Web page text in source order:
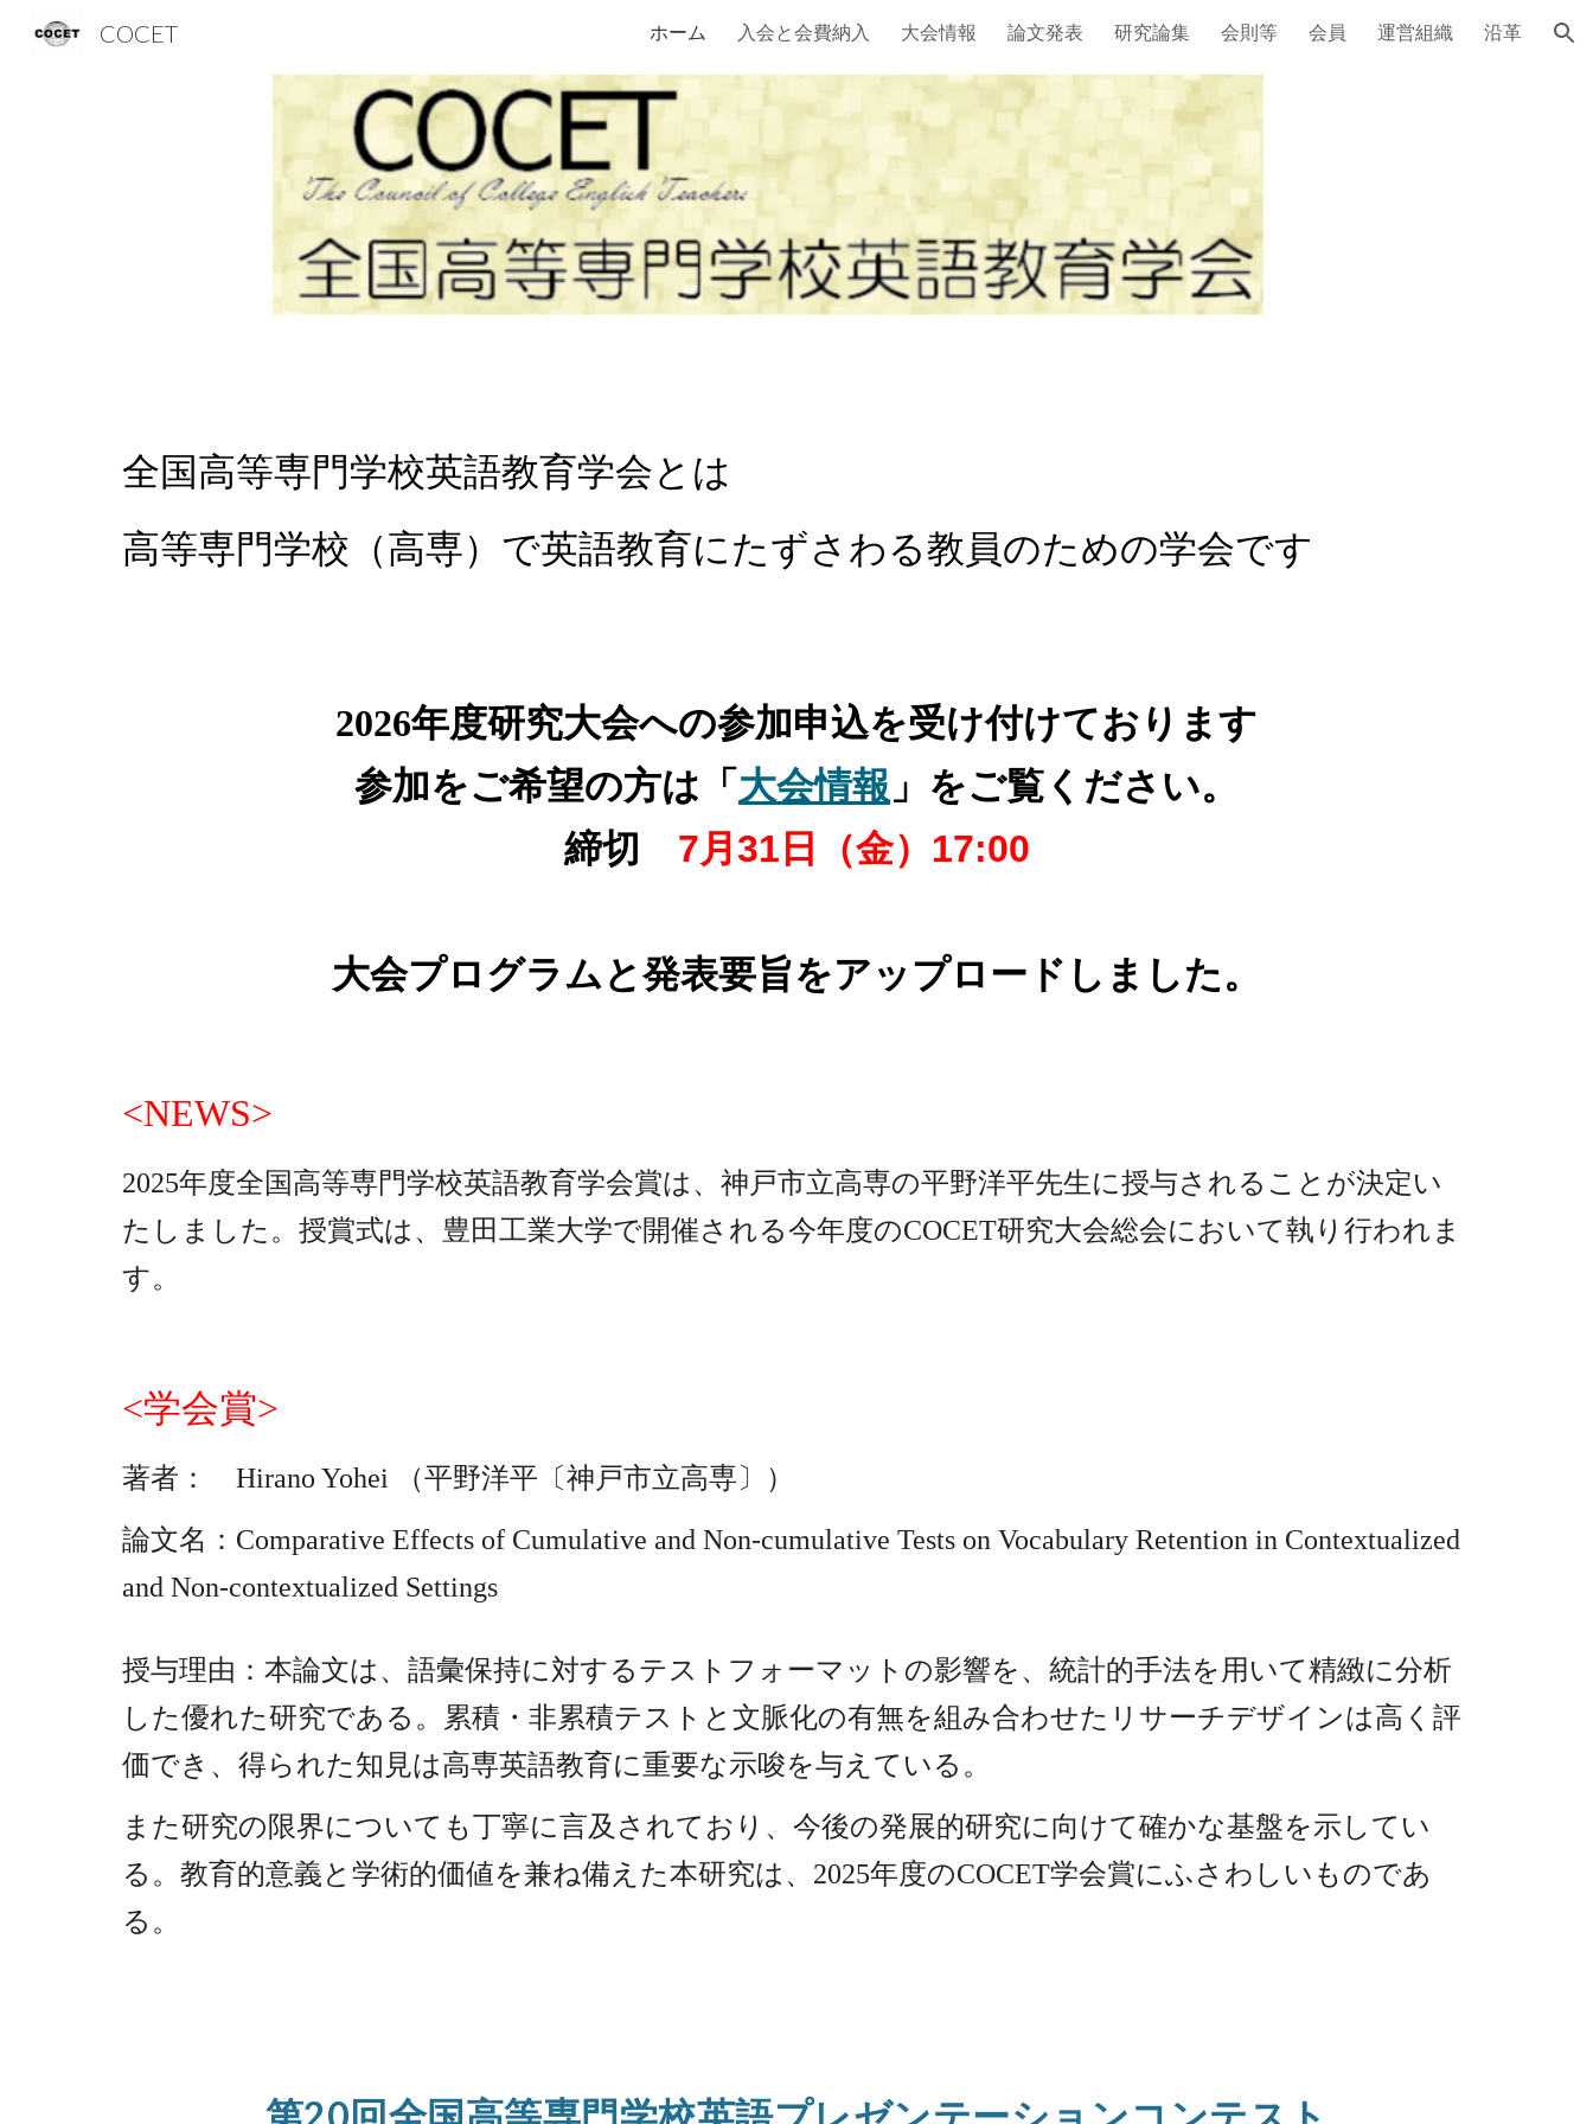
Skip to main content Skip to navigation
COCET ホーム 入会と会費納入 大会情報 論文発表 研究論集 会則等 会員 運営組織 沿革
全国高等専門学校英語教育学会とは
高等専門学校（高専）で英語教育にたずさわる教員のための学会です
2026年度研究大会への参加申込を受け付けております
参加をご希望の方は「 大会情報 」をご覧ください。
締切 7月31日（金） 17:00
大会プログラムと発表要旨をアップロードしました。
<NEWS>
2025年度全国高等専門学校英語教育学会賞は、神戸市立高専の平野洋平先生に授与されることが決定い
たしました。授賞式は、豊田工業大学で開催される今年度のCOCET研究大会総会において執り行われま
す。
<学会賞>
著者： Hirano Yohei （平野洋平〔神戸市立高専〕）
論文名：Comparative Effects of Cumulative and Non-cumulative Tests on Vocabulary Retention in Contextualized
and Non-contextualized Settings
授与理由：本論文は、語彙保持に対するテストフォーマットの影響を、統計的手法を用いて精緻に分析
した優れた研究である。累積・非累積テストと文脈化の有無を組み合わせたリサーチデザインは高く評
価でき、得られた知見は高専英語教育に重要な示唆を与えている。
また研究の限界についても丁寧に言及されており、今後の発展的研究に向けて確かな基盤を示してい
る。教育的意義と学術的価値を兼ね備えた本研究は、2025年度のCOCET学会賞にふさわしいものであ
る。